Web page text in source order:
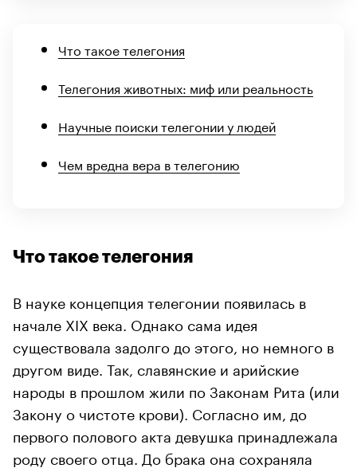
Что такое телегония
Телегония животных: миф или реальность
Научные поиски телегонии у людей
Чем вредна вера в телегонию
Что такое телегония
В науке концепция телегонии появилась в
начале XIX века. Однако сама идея
существовала задолго до этого, но немного в
другом виде. Так, славянские и арийские
народы в прошлом жили по Законам Рита (или
Закону о чистоте крови). Согласно им, до
первого полового акта девушка принадлежала
роду своего отца. До брака она сохраняла